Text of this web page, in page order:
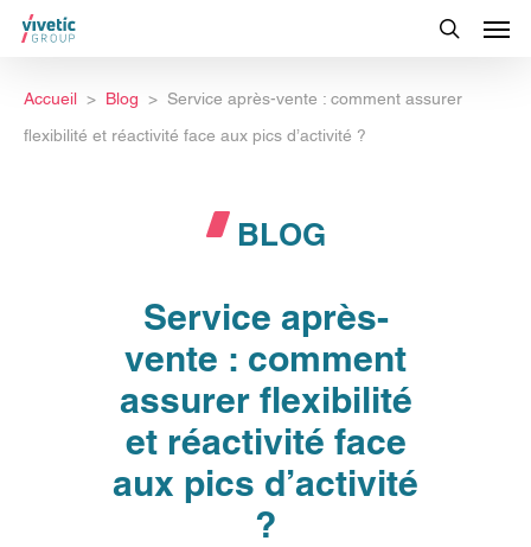
Accueil Blog
Service après-vente : comment assurer
flexibilité et réactivité face aux pics d’activité ?
BLOG
Service après-
vente : comment
assurer flexibilité
et réactivité face
aux pics d’activité
?